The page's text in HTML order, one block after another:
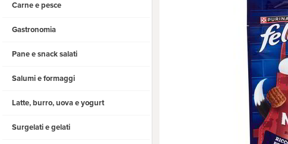
Carne e pesce
Gastronomia
Pane e snack salati
Salumi e formaggi
Latte, burro, uova e yogurt
Surgelati e gelati